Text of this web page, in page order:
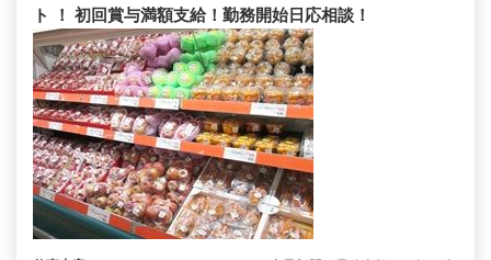
ト ！ 初回賞与満額支給！勤務開始日応相談！